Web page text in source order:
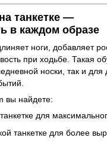
танкетке —
в каждом образе
ноги, добавляет
при ходьбе. Такая
носки, так и для
вы найдете:
для
танкетке для более